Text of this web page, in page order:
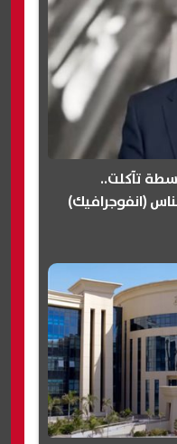
تآكلت..
(انفوجرافيك)